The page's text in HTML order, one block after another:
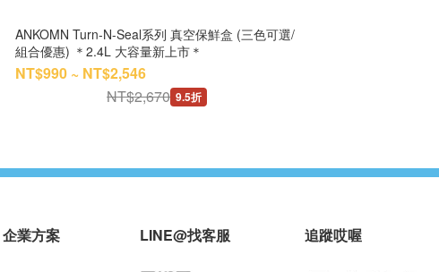
ANKOMN Turn-N-Seal系列 真空保鮮盒 (三色可選/
組合優惠) ＊2.4L 大容量新上市＊
NT$990 ~ NT$2,546
NT$2,670 9.5折
企業方案 LINE@找客服 追蹤哎喔